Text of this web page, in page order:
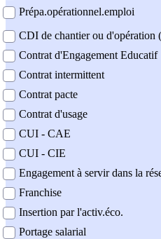
Prépa.opérationnel.emploi
CDI de chantier ou d'opération
Contrat d'Engagement Educatif
Contrat intermittent
Contrat pacte
Contrat d'usage
CUI - CAE
CUI - CIE
Engagement à servir dans la
Franchise
Insertion par l'activ.éco.
Portage salarial